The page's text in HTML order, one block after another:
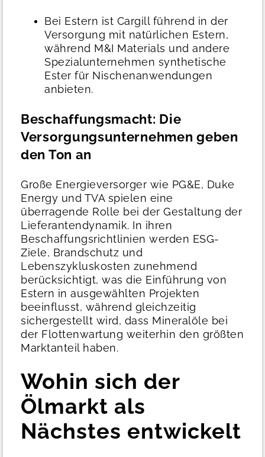
Bei Estern ist Cargill führend in der
Versorgung mit natürlichen Estern,
während M&I Materials und andere
Spezialunternehmen synthetische
Ester für Nischenanwendungen
anbieten.
Beschaffungsmacht: Die
Versorgungsunternehmen geben
den Ton an
Große Energieversorger wie PG&E, Duke
Energy und TVA spielen eine
überragende Rolle bei der Gestaltung der
Lieferantendynamik. In ihren
Beschaffungsrichtlinien werden ESG-
Ziele, Brandschutz und
Lebenszykluskosten zunehmend
berücksichtigt, was die Einführung von
Estern in ausgewählten Projekten
beeinflusst, während gleichzeitig
sichergestellt wird, dass Mineralöle bei
der Flottenwartung weiterhin den größten
Marktanteil haben.
Wohin sich der
Ölmarkt als
Nächstes entwickelt